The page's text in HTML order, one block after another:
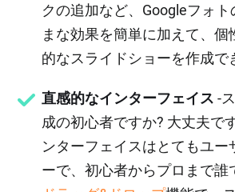
クの追加など、Googleフォ
まな効果を簡単に加えて、個
的なスライドショーを作成で
直感的なインターフェイス -
成の初心者ですか? 大丈夫で
ンターフェイスはとてもユー
ーで、初心者からプロまで誰